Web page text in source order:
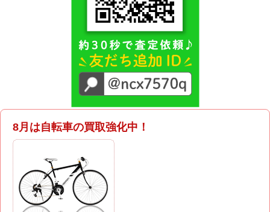
8月は自転車の買取強化中！